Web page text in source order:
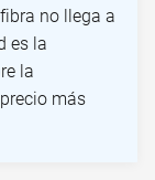
no llega a
es la
la
más